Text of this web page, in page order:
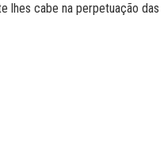
lhes cabe na perpetuação das